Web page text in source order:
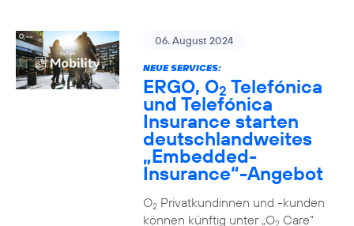
06. August 2024
NEUE SERVICES:
ERGO, O2 Telefónica
und Telefónica
Insurance starten
deutschlandweites
„Embedded-
Insurance“-Angebot
O2Privatkundinnen und -kunden
können künftig unter „O2Care“